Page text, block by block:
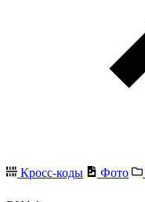
Кросс-коды Фото